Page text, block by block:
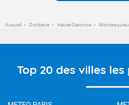
Accueil Occitanie Haute-Garonne
Top 20 des villes